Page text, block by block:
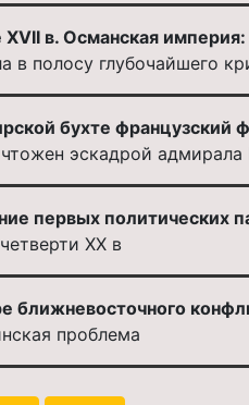
XVII в. Османская империя:
в полосу глубочайшего
бухте французский
эскадрой адмирала
первых политических
ХХ в
ближневосточного
проблема